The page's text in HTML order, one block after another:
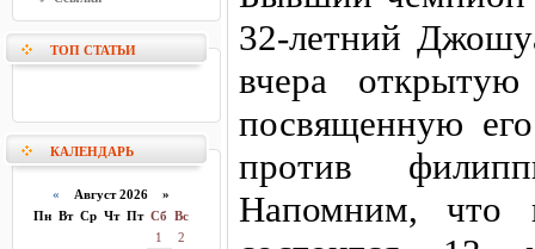
ТОП СТАТЬИ
КАЛЕНДАРЬ
« Август 2026 »
Пн Вт Ср Чт Пт Сб Вс
1
2
32-летний
вчера
посвященную
против
Напомним, что